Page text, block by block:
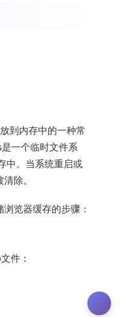
到内存中的一种常
一个临时文件系
中。当系统重启或
除。
览器缓存的步骤：
件：